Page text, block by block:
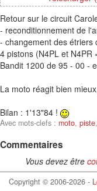
Retour sur le circuit
- reconditionnement de
- changement des étriers
4 pistons (N4PL et
Bandit 1200 de 95 - 00 -
La moto réagit bien
Bilan : 1'13"84 !
Avec mots-clefs : moto, piste,
Commentaires
Vous devez être
Copyright © 2006-2026 -